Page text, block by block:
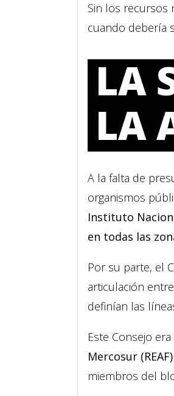
Sin los recursos
cuando debería
LA
LA
A la falta de
organismos
Instituto
en todas las
Por su parte, el
articulación
definían las
Este Consejo
Mercosur
miembros del